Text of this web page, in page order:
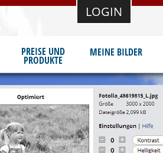
LOGIN
PREISE UND
PRODUKTE
MEINE BILDER